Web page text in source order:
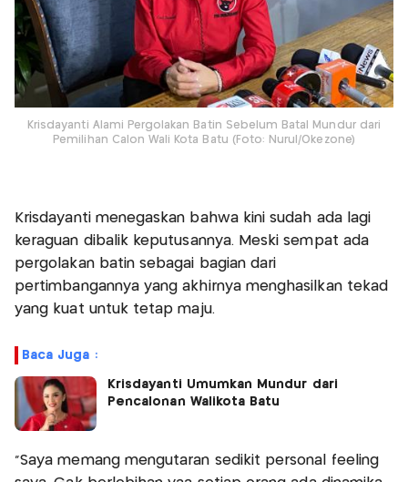
Krisdayanti Alami Pergolakan Batin Sebelum Batal Mundur dari
Pemilihan Calon Wali Kota Batu (Foto: Nurul/Okezone)
Krisdayanti menegaskan bahwa kini sudah ada lagi
keraguan dibalik keputusannya. Meski sempat ada
pergolakan batin sebagai bagian dari
pertimbangannya yang akhirnya menghasilkan tekad
yang kuat untuk tetap maju.
Baca Juga :
Krisdayanti Umumkan Mundur dari
Pencalonan Walikota Batu
"Saya memang mengutaran sedikit personal feeling